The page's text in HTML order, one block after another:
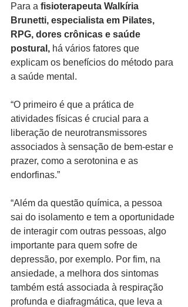
Para a fisioterapeuta Walkíria
Brunetti, especialista em Pilates,
RPG, dores crônicas e saúde
postural, há vários fatores que
explicam os benefícios do método para
a saúde mental.
“O primeiro é que a prática de
atividades físicas é crucial para a
liberação de neurotransmissores
associados à sensação de bem-estar e
prazer, como a serotonina e as
endorfinas.”
“Além da questão química, a pessoa
sai do isolamento e tem a oportunidade
de interagir com outras pessoas, algo
importante para quem sofre de
depressão, por exemplo. Por fim, na
ansiedade, a melhora dos sintomas
também está associada à respiração
profunda e diafragmática, que leva a